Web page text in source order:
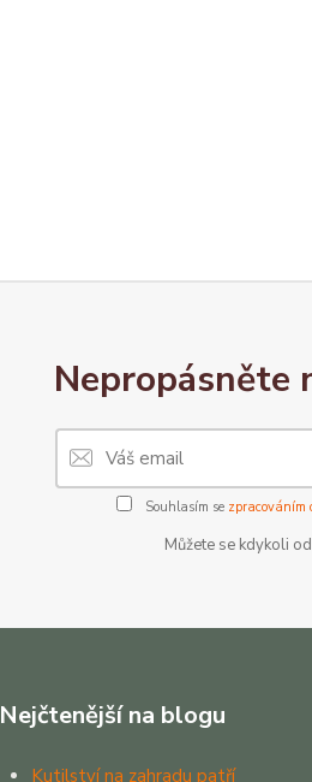
Nepropásněte
Souhlasím se zpracováním
Můžete se kdykoli
Nejčtenější na blogu
Kutilství na zahradu patří